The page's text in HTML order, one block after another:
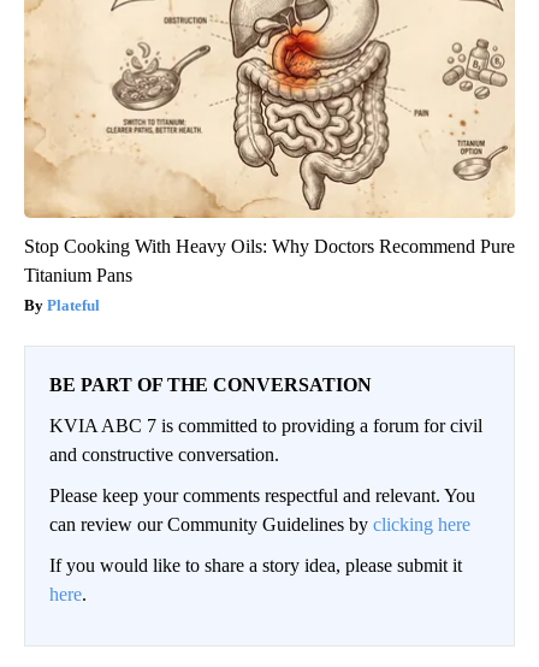
Stop Cooking With Heavy Oils: Why Doctors Recommend Pure
Titanium Pans
Plateful
BE PART OF THE CONVERSATION
KVIA ABC 7 is committed to providing a forum for civil
and constructive conversation.
Please keep your comments respectful and relevant. You
can review our Community Guidelines by clicking here
If you would like to share a story idea, please submit it
here.